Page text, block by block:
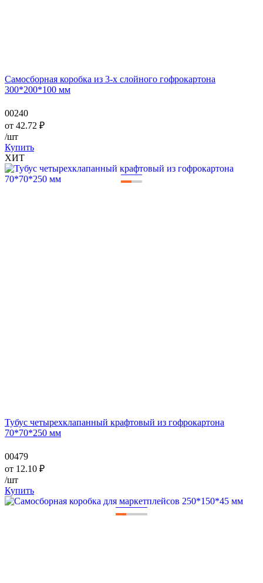
Самосборная коробка из 3-х слойного гофрокартона
300*200*100 мм
00240
от 42.72 ₽
/шт
Купить
ХИТ
——
Тубус четырехклапанный крафтовый из гофрокартона
70*70*250 мм
00479
от 12.10 ₽
/шт
Купить
———